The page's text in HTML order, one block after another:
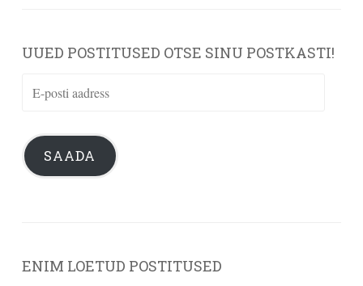
UUED POSTITUSED OTSE SINU POSTKASTI!
E-
aadress
SAADA
ENIM LOETUD POSTITUSED